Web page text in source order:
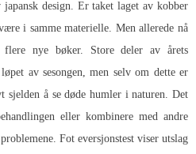
design. Er taket laget av kobber
i samme materielle. Men allerede nå
nye bøker. Store deler av årets
av sesongen, men selv om dette er
sjelden å se døde humler i naturen. Det
eller kombinere med andre
Fot eversjonstest viser utslag